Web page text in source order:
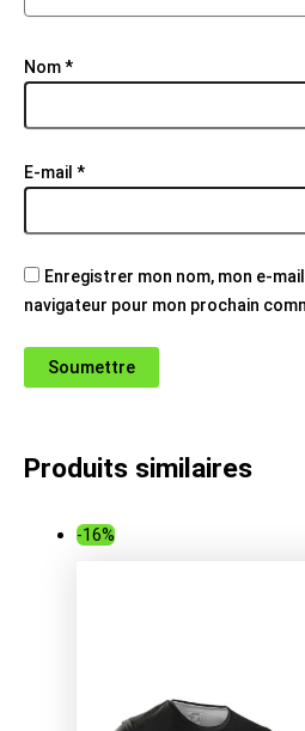
Nom*
E-mail *
Enregistrer mon nom, mon e-
navigateur pour mon prochain
Produits similaires
-16%